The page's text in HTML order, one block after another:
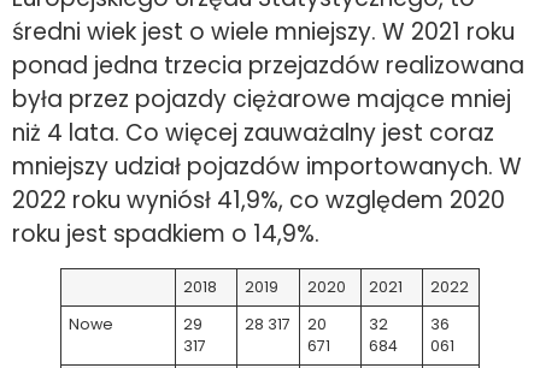
średni wiek jest o wiele mniejszy. W 2021 roku
ponad jedna trzecia przejazdów realizowana
była przez pojazdy ciężarowe mające mniej
niż 4 lata. Co więcej zauważalny jest coraz
mniejszy udział pojazdów importowanych. W
2022 roku wyniósł 41,9%, co względem 2020
roku jest spadkiem o 14,9%.
2018 2019 2020 2021
2022
Nowe
29
317
28 317
20
671
32
684
36
061